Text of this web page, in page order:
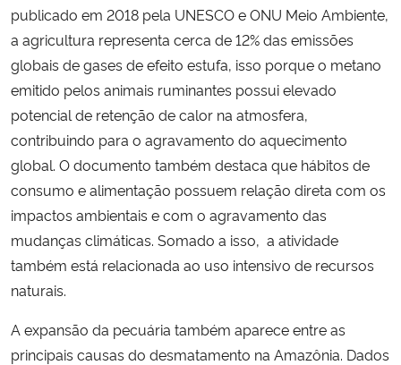
publicado em 2018 pela UNESCO e ONU Meio Ambiente,
a agricultura representa cerca de 12% das emissões
globais de gases de efeito estufa, isso porque o metano
emitido pelos animais ruminantes possui elevado
potencial de retenção de calor na atmosfera,
contribuindo para o agravamento do aquecimento
global. O documento também destaca que hábitos de
consumo e alimentação possuem relação direta com os
impactos ambientais e com o agravamento das
mudanças climáticas. Somado a isso, a atividade
também está relacionada ao uso intensivo de recursos
naturais.
A expansão da pecuária também aparece entre as
principais causas do desmatamento na Amazônia. Dados